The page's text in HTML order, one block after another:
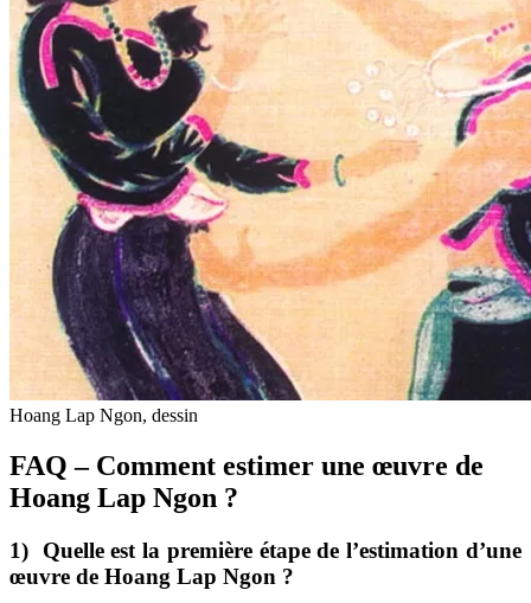
Hoang Lap Ngon, dessin
FAQ – Comment estimer une œuvre de
Hoang Lap Ngon ?
1) Quelle est la première étape de l’estimation d’une
œuvre de Hoang Lap Ngon ?